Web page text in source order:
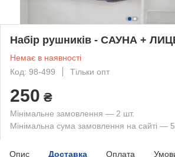
Набір рушників - САУНА +
Немає в наявності
Код: 98-499
Тільки опт
250 ₴
Мінімальне замовлення — 2 шт.
Мінімальна сума замовлення на сайті —
Опис Доставка Оплата